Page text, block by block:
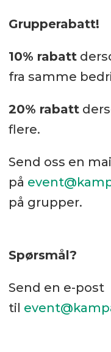
Grupperabatt!
10% rabatt
fra samme
20% rabatt
flere.
Send oss en
på
på grupper.
Spørsmål?
Send en e-post
til